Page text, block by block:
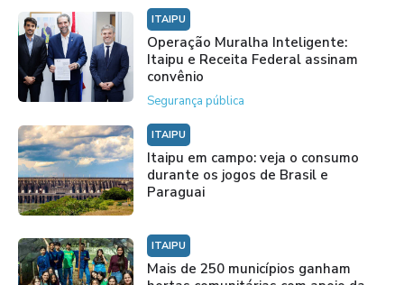
ITAIPU
Operação Muralha Inteligente:
Itaipu e Receita Federal assinam
convênio
Segurança pública
ITAIPU
Itaipu em campo: veja o consumo
durante os jogos de Brasil e
Paraguai
ITAIPU
Mais de 250 municípios ganham